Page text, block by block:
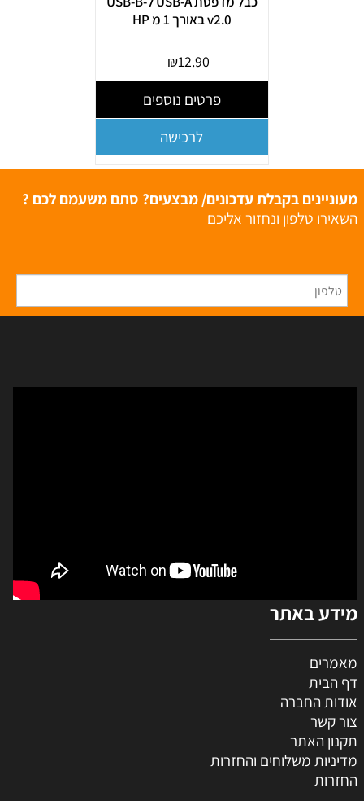
v2.0 באורך 1 מ HP
₪12.90
פרטים נוספים
לרכישה
מעוניינים בקבלת עדכונים/ מבצעים? סתם משעמם לכם ?
השאירו טלפון ונחזור אליכם
מידע באתר
מאמרים
דף הבית
אודות החברה
צור קשר
תקנון האתר
מדיניות משלוחים והחזרות
החזרות